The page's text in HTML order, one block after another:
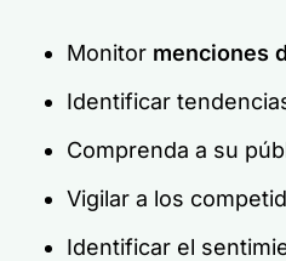
Monitor menciones
Identificar
Comprenda a su
Vigilar a los
Identificar el